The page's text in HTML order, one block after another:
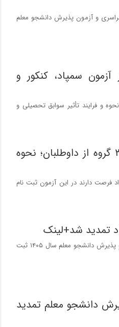
و آزمون پذیرش دانشجو معلم
سمپاد، کنکور و
و فرایند تأثیر سوابق تحصیلی و
منع ثبت نام در کنکور ۱۴۰۵ برای ۳ گروه از داوطلبان؛ نحوه
آزمون‌ سراسری‌ سال ۱۴۰۵ تا جمعه ۸ خرداد فرصت دارند در این آزمون ثبت نام
تاکنون حدود ۹۶۵ هزار نفر در آزمون های سراسری و پذیرش دانشجو معلم سال ۱۴۰۵ ثبت
دانشجو معلم تمدید
ر
د
ر
ب
ت
و
ی
و
ک